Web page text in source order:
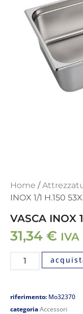
Home /
INOX 1/1 H.150
VASCA INOX
31,34 € IVA
riferimento: Mo32370
categoriaAccessori